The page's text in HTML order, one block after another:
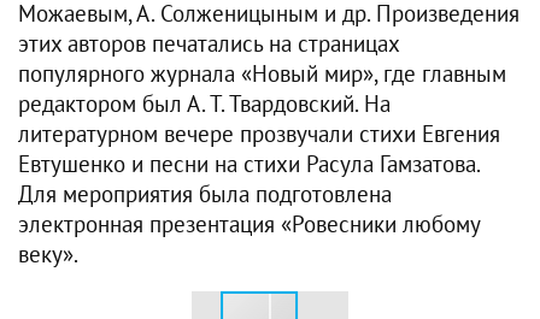
Можаевым, А. Солженицыным и др. Произведения
этих авторов печатались на страницах
популярного журнала «Новый мир», где главным
редактором был А. Т. Твардовский. На
литературном вечере прозвучали стихи Евгения
Евтушенко и песни на стихи Расула Гамзатова.
Для мероприятия была подготовлена
электронная презентация «Ровесники любому
веку».